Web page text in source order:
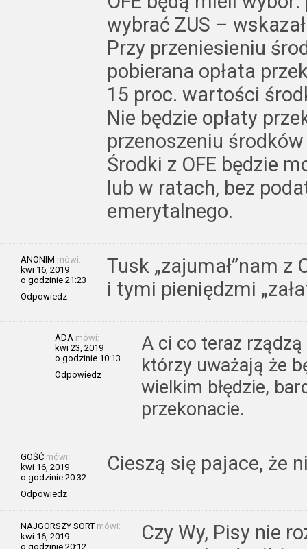
wybrać ZUS –
Przy przeniesieniu
pobierana opłata
15 proc. wartości
Nie będzie opłaty
przenoszeniu środków
Środki z OFE będzie
lub w ratach, bez
emerytalnego.
ANONIM mówi:
kwi 16, 2019
o godzinie 21:23
Odpowiedz
Tusk „zajumał”nam z
i tymi pieniędzmi
ADA mówi:
kwi 23, 2019
o godzinie 10:13
Odpowiedz
A ci co teraz
którzy uważają że
wielkim błędzie,
przekonacie.
GOŚĆ mówi:
kwi 16, 2019
o godzinie 20:32
Odpowiedz
Cieszą się pajace, że
NAJGORSZY SORT mówi:
kwi 16, 2019
o godzinie 20:12
Czy Wy, Pisy nie